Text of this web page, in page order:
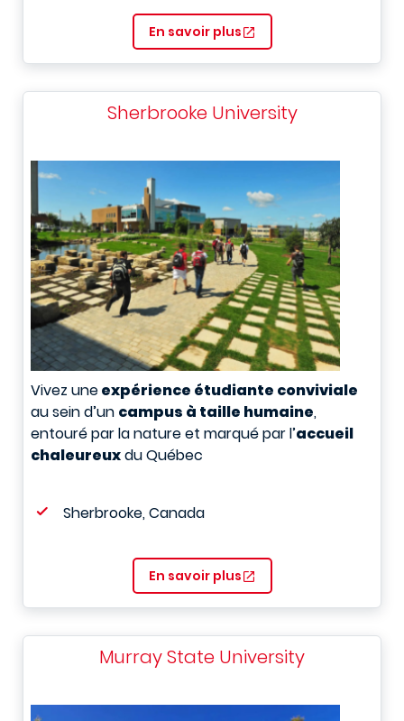
En savoir plus
Sherbrooke University
Vivez uneexpérience étudiante conviviale
au sein d’un campus à taille humaine,
entouré par la nature et marqué par l’accueil
chaleureuxdu Québec
Sherbrooke, Canada
En savoir plus
Murray State University